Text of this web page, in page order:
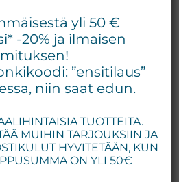
yli 50 €
-20% ja ilmaisen
”ensitilaus”
niin saat edun.
TUOTTEITA.
MUIHIN TARJOUKSIIN JA
HYVITETÄÄN, KUN
ON YLI 50€